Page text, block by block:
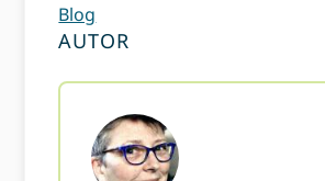
Blog
AUTOR